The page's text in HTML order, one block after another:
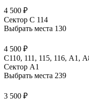
4 500 ₽
Сектор C 114
Выбрать места 130
4 500 ₽
C110, 111, 115, 116, А1,
Сектор A1
Выбрать места 239
3 500 ₽